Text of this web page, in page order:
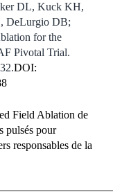
DL, Kuck KH,
DeLurgio DB;
for the
Pivotal Trial.
DOI:
Field Ablation de
pulsés pour
responsables de la